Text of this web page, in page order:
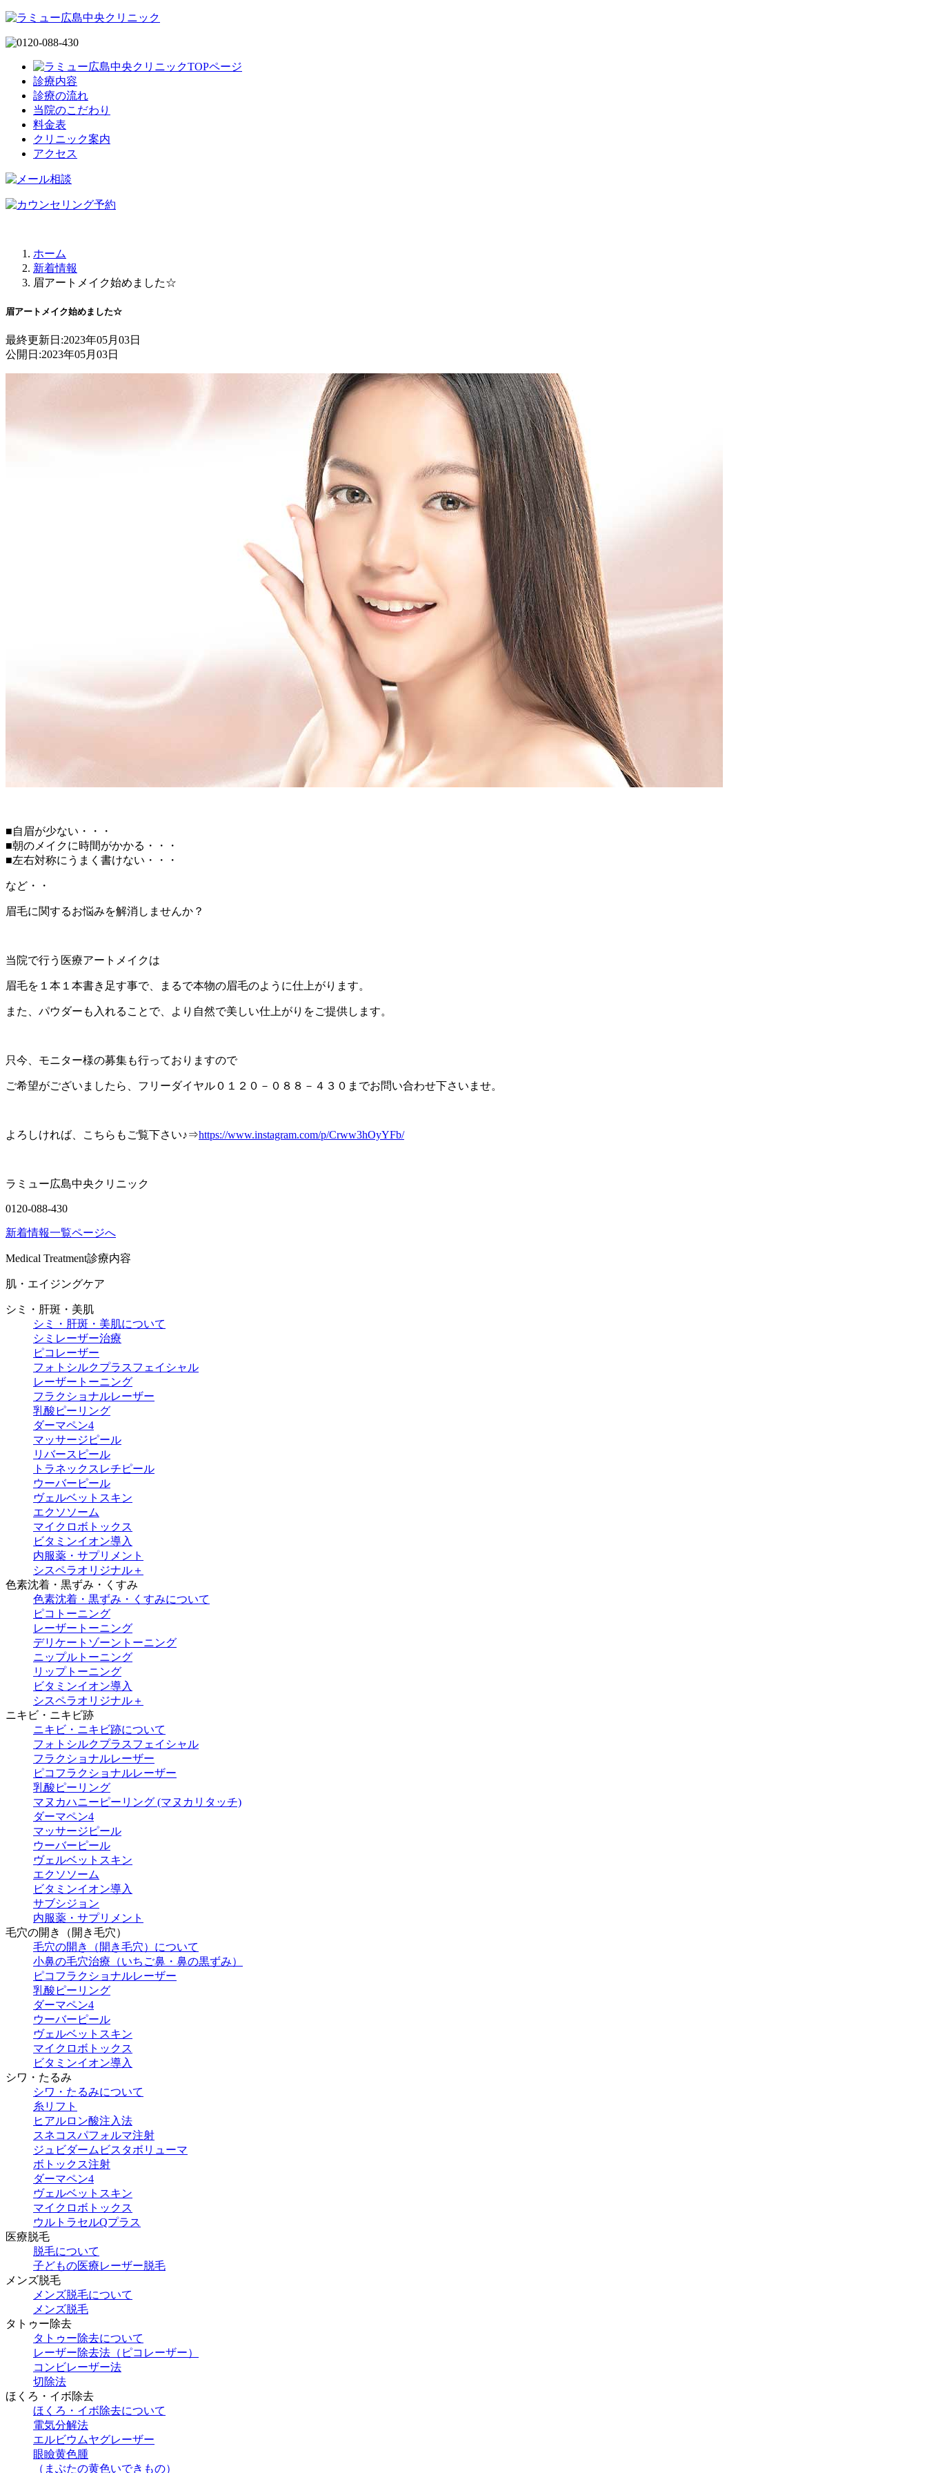
診療内容
診療の流れ
当院のこだわり
料金表
クリニック案内
アクセス
ホーム
新着情報
眉アートメイク始めました☆
眉アートメイク始めました☆
最終更新日:2023年05月03日
公開日:2023年05月03日
■自眉が少ない・・・
■朝のメイクに時間がかかる・・・
■左右対称にうまく書けない・・・
など・・
眉毛に関するお悩みを解消しませんか？
当院で行う医療アートメイクは
眉毛を１本１本書き足す事で、まるで本物の眉毛のように仕上がります。
また、パウダーも入れることで、より自然で美しい仕上がりをご提供します。
只今、モニター様の募集も行っておりますので
ご希望がございましたら、フリーダイヤル０１２０－０８８－４３０までお問い合わせ下さいませ。
よろしければ、こちらもご覧下さい♪⇒https://www.instagram.com/p/Crww3hOyYFb/
ラミュー広島中央クリニック
0120-088-430
新着情報一覧ページへ
Medical Treatment診療内容
肌・エイジングケア
シミ・肝斑・美肌
シミ・肝斑・美肌について
シミレーザー治療
ピコレーザー
フォトシルクプラスフェイシャル
レーザートーニング
フラクショナルレーザー
乳酸ピーリング
ダーマペン4
マッサージピール
リバースピール
トラネックスレチピール
ウーバーピール
ヴェルベットスキン
エクソソーム
マイクロボトックス
ビタミンイオン導入
内服薬・サプリメント
シスペラオリジナル＋
色素沈着・黒ずみ・くすみ
色素沈着・黒ずみ・くすみについて
ピコトーニング
レーザートーニング
デリケートゾーントーニング
ニップルトーニング
リップトーニング
ビタミンイオン導入
シスペラオリジナル＋
ニキビ・ニキビ跡
ニキビ・ニキビ跡について
フォトシルクプラスフェイシャル
フラクショナルレーザー
ピコフラクショナルレーザー
乳酸ピーリング
マヌカハニーピーリング (マヌカリタッチ)
ダーマペン4
マッサージピール
ウーバーピール
ヴェルベットスキン
エクソソーム
ビタミンイオン導入
サブシジョン
内服薬・サプリメント
毛穴の開き（開き毛穴）
毛穴の開き（開き毛穴）について
小鼻の毛穴治療（いちご鼻・鼻の黒ずみ）
ピコフラクショナルレーザー
乳酸ピーリング
ダーマペン4
ウーバーピール
ヴェルベットスキン
マイクロボトックス
ビタミンイオン導入
シワ・たるみ
シワ・たるみについて
糸リフト
ヒアルロン酸注入法
スネコスパフォルマ注射
ジュビダームビスタボリューマ
ボトックス注射
ダーマペン4
ヴェルベットスキン
マイクロボトックス
ウルトラセルQプラス
医療脱毛
脱毛について
子どもの医療レーザー脱毛
メンズ脱毛
メンズ脱毛について
メンズ脱毛
タトゥー除去
タトゥー除去について
レーザー除去法（ピコレーザー）
コンビレーザー法
切除法
ほくろ・イボ除去
ほくろ・イボ除去について
電気分解法
エルビウムヤグレーザー
眼瞼黄色腫
（まぶたの黄色いできもの）